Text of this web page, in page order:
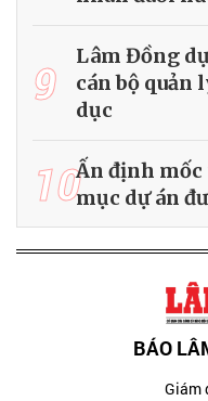
9
Lâm Đồng
cán bộ quản
dục
10Ấn định
mục dự án
BÁO
Giám